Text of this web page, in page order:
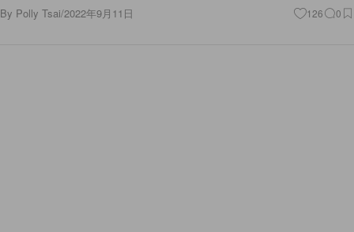
By Polly Tsai/2022年9月11日 126 0